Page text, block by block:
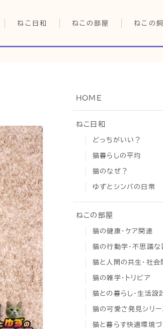
ねこ日和
どっちがいい？
ねこの部屋
猫の雑学・トリビア
猫と暮らす快適環境づくり
猫と暮らすシニアライフ
猫と人間の共生・社会問題
ねこの
基本ガイド（ねこの飼い方、し
行動と心理（ねこの習性、気
お役立ち情報（ねこに優しい
インテリア、災害対策）
グッズレビュー（キャットフー
ド、トイレ、爪とぎ）
HOME
ねこ日和
どっちがいい？
猫暮らしの平均
猫のなぜ？
ゆずとシンバの日常
ねこの部屋
猫の健康・ケア関連
猫の行動学・不思議な
猫と人間の共生・社会
猫の雑学・トリビア
猫との暮らし・生活設
猫の可愛さ発見シリー
猫と暮らす快適環境づ